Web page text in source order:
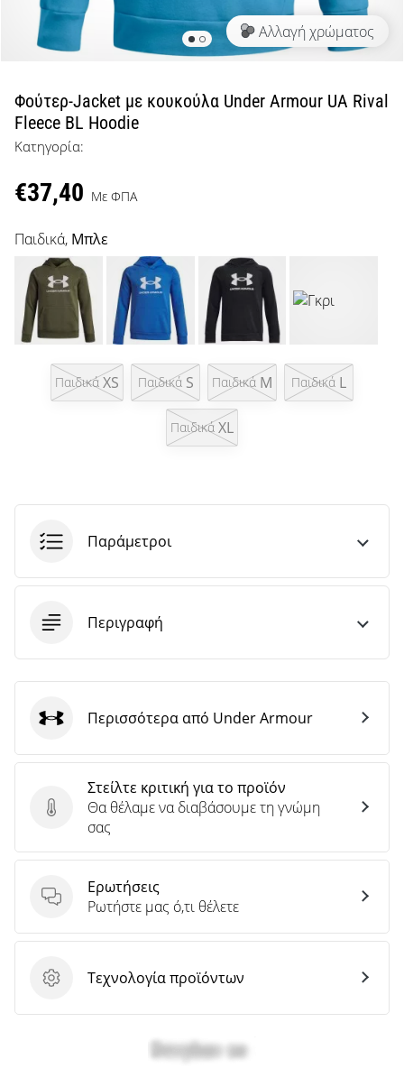
μπάσκετ
Είσαι
λάτρης
μπάσκετ
όπως
εμείς;
Έλα
μας
πρεσβευτής
της
μάρκας
μας.
Εμφάνιση
όλων των
Αλλαγή χρώματος
Φούτερ-Jacket με κουκούλα Under Armour UA Rival
Fleece BL Hoodie
Κατηγορία:
€37,40 Με ΦΠΑ
Παιδικά, Μπλε
Παιδικά XS Παιδικά S Παιδικά M Παιδικά L
Παιδικά XL
Παράμετροι
Περιγραφή
Στείλτε κριτική για το προϊόν
Στείλτε κριτική για το προϊόν
Θα θέλαμε να διαβάσουμε τη γνώμη
σας
Ερωτήσεις
Ερωτήσεις
Ρωτήστε μας ό,τι θέλετε
Τεχνολογία προϊόντων
Τεχνολογία προϊόντων
Under Armour
Περισσότερα από Under Armour